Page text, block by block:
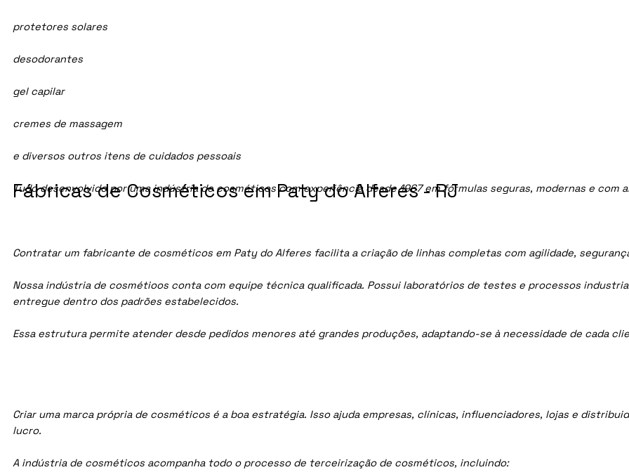
protetores solares
desodorantes
gel capilar
cremes de massagem
e diversos outros itens de cuidados pessoais
Tudo desenvolvido por uma indústria de cosméticos com experiência desde 1967 em fórmulas seguras, modernas e com
Contratar um fabricante de cosméticos em Paty do Alferes facilita a criação de linhas completas com agilidade,
Nossa indústria de cosmétioos conta com equipe técnica qualificada. Possui laboratórios de testes e processos
entregue dentro dos padrões estabelecidos.
Essa estrutura permite atender desde pedidos menores até grandes produções, adaptando-se à necessidade de cada
Criar uma marca própria de cosméticos é a boa estratégia. Isso ajuda empresas, clínicas, influenciadores, lojas e
lucro.
A indústria de cosméticos acompanha todo o processo de terceirização de cosméticos, incluindo:
Fábricas de Cosméticos em Paty do Alferes - RJ